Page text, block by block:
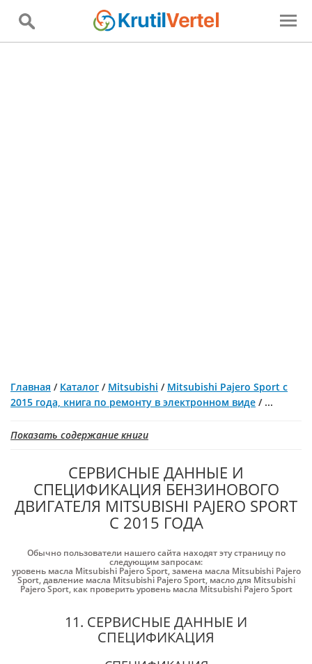
Главная / Каталог / Mitsubishi / Mitsubishi Pajero Sport с
2015 года, книга по ремонту в электронном виде / ...
Показать содержание книги
СЕРВИСНЫЕ ДАННЫЕ И
СПЕЦИФИКАЦИЯ БЕНЗИНОВОГО
ДВИГАТЕЛЯ MITSUBISHI PAJERO SPORT
С 2015 ГОДА
Обычно пользователи нашего сайта находят эту страницу по
следующим запросам:
уровень масла Mitsubishi Pajero Sport,замена масла Mitsubishi Pajero
Sport,давление масла Mitsubishi Pajero Sport, масло для Mitsubishi
Pajero Sport, как проверить уровень масла Mitsubishi Pajero Sport
11. СЕРВИСНЫЕ ДАННЫЕ И
СПЕЦИФИКАЦИЯ